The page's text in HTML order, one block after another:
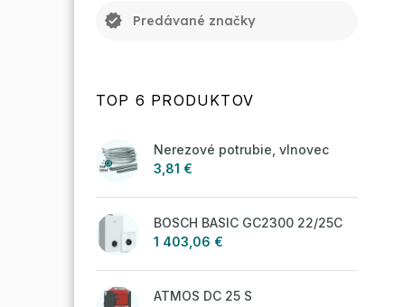
verified Predávané značky
TOP 6 PRODUKTOV
Nerezové potrubie, vlnovec
3,81 €
BOSCH BASIC GC2300 22/25C
1 403,06 €
ATMOS DC 25 S